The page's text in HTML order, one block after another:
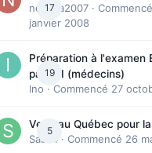
17
nedjma2007 · Commencé
janvier 2008
19
Préparation à l'examen
partie I (médecins)
Ino · Commencé 27
5
Venir au Québec pour
Sab74 · Commencé 26